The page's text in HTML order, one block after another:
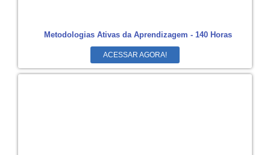
Metodologias Ativas da Aprendizagem - 140 Horas
ACESSAR AGORA!